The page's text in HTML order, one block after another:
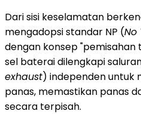
Dari sisi keselamatan
mengadopsi standar NP (No
dengan konsep "pemisahan
sel baterai dilengkapi
exhaust) independen untuk
panas, memastikan panas
secara terpisah.